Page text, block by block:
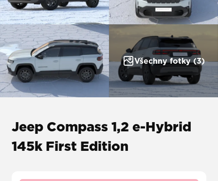
Všechny fotky (3)
Jeep Compass 1,2 e-Hybrid
145k First Edition